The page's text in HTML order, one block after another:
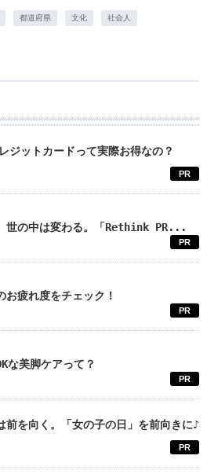
都道府県 文化 社会人
ジットカードって実際お得なの？
PR
世の中は変わる。「Rethink PR...
PR
お疲れ度をチェック！
PR
な美脚ケアって？
PR
前を向く。「女の子の日」を前向きに♪
PR